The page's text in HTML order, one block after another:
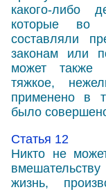
какого-либо
которые во
составляли
законам или
может также
тяжкое,
применено в
было
Статья 12
Никто не
жизнь,